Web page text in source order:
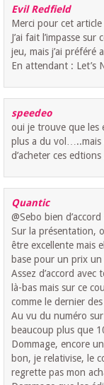
Evil Redfield
Merci pour cet article
J’ai fait l’impasse
jeu, mais j’ai préféré
En attendant : Let’s
speedeo
oui je trouve que les
plus a du vol…..mais
d’acheter ces
Quantic
@Sebo bien
Sur la présentation,
être excellente mais
base pour un prix
Assez d’accord avec
là-bas mais sur ce
comme le dernier
Au vu du numéro
beaucoup plus que
Dommage, encore
bon, je relativise, le
regrette pas mon